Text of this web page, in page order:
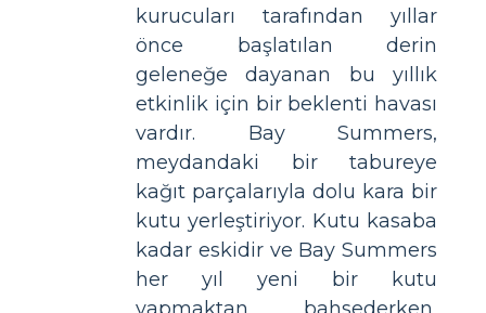
kurucuları tarafından yıllar
önce başlatılan derin
geleneğe dayanan bu yıllık
etkinlik için bir beklenti havası
vardır. Bay Summers,
meydandaki bir tabureye
kağıt parçalarıyla dolu kara bir
kutu yerleştiriyor. Kutu kasaba
kadar eskidir ve Bay Summers
her yıl yeni bir kutu